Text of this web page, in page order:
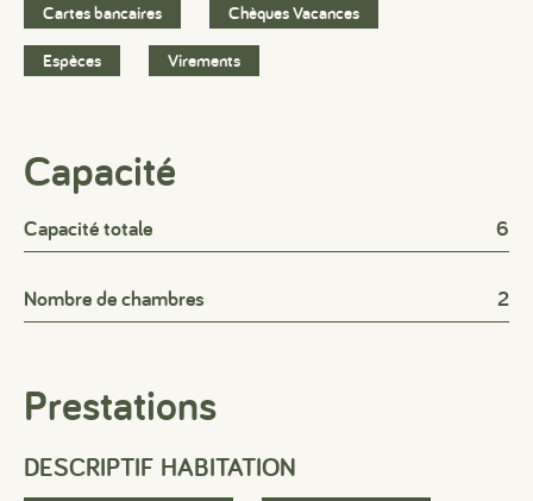
Cartes bancaires Chèques Vacances
Espèces Virements
Capacité
Capacité totale 6
Nombre de chambres 2
Prestations
DESCRIPTIF HABITATION